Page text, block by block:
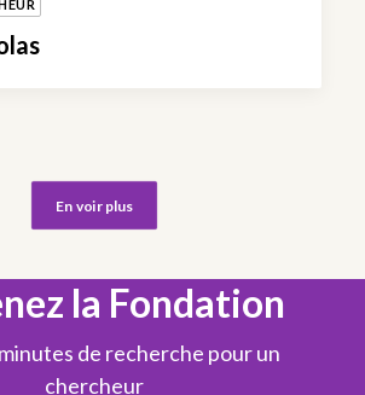
En voir plus
la Fondation
de recherche pour un
chercheur